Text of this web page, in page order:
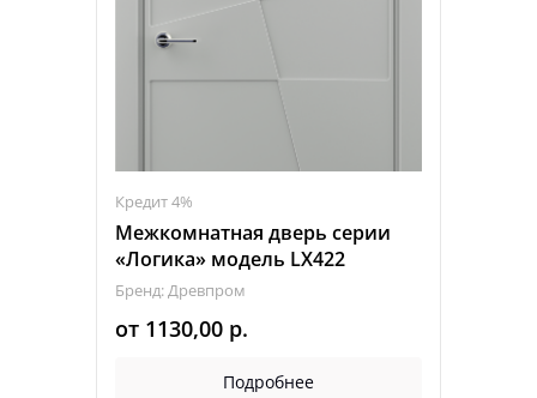
Кредит 4%
Межкомнатная дверь серии
«Логика» модель LX422
Бренд: Древпром
от 1130,00 р.
Подробнее